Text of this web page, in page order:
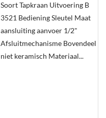
In
winkelmand
Soort Tapkraan Uitvoering B
3521 Bediening Sleutel Maat
aansluiting aanvoer 1/2"
Afsluitmechanisme Bovendeel
niet keramisch Materiaal...